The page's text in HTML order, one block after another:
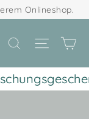
Onlineshop.
Suche